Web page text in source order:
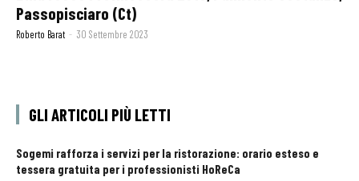
Passopisciaro (Ct)
Roberto Barat - 30 Settembre 2023
GLI ARTICOLI PIÙ LETTI
Sogemi rafforza i servizi per la ristorazione: orario esteso e
tessera gratuita per i professionisti HoReCa